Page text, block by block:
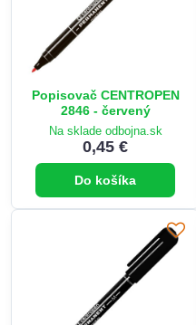
Popisovač CENTROPEN
2846 - červený
Na sklade odbojna.sk
0,45 €
Do košíka